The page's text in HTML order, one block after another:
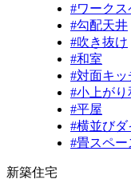
#ワークス
#勾配天井
#吹き抜け
#和室
#対面キッ
#小上がり
#平屋
#横並び
#畳スペー
新築住宅